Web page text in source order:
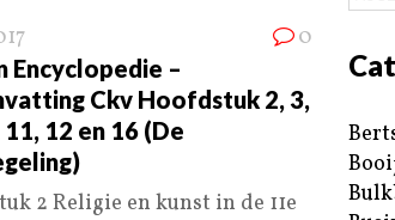
0
Encyclopedie –
Ckv Hoofdstuk 2, 3,
11, 12 en 16 (De
2 Religie en kunst in de 11e